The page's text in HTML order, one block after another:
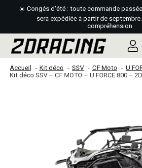
☀️ Congés d'été : toute commande
sera expédiée à partir de
compréhension.
Accueil Kit déco SSV CF Moto
U
Kit déco SSV – CF MOTO – U FORCE 800 –